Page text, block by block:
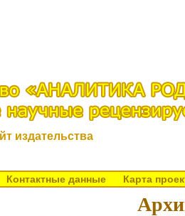
издательства
Контактные данные Карта